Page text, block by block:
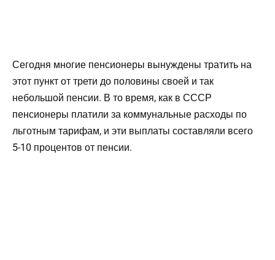
Сегодня многие пенсионеры вынуждены тратить на
этот пункт от трети до половины своей и так
небольшой пенсии. В то время, как в СССР
пенсионеры платили за коммунальные расходы по
льготным тарифам, и эти выплаты составляли всего
5-10 процентов от пенсии.